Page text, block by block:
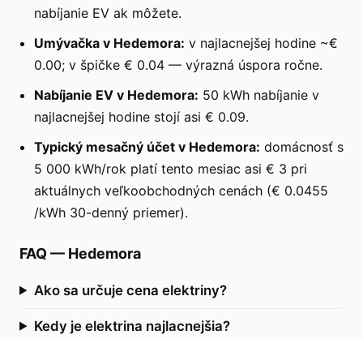
nabíjanie EV ak môžete.
Umývačka v Hedemora: v najlacnejšej hodine ~€
0.00; v špičke € 0.04 — výrazná úspora ročne.
Nabíjanie EV v Hedemora: 50 kWh nabíjanie v
najlacnejšej hodine stojí asi € 0.09.
Typický mesačný účet v Hedemora: domácnosť s
5 000 kWh/rok platí tento mesiac asi € 3 pri
aktuálnych veľkoobchodných cenách (€ 0.0455
/kWh 30-denný priemer).
FAQ — Hedemora
Ako sa určuje cena elektriny?
Kedy je elektrina najlacnejšia?